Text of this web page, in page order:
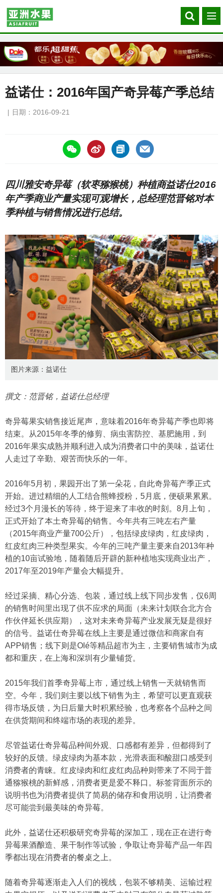
Search
our
菜
单
益诺仕：2016年国产奇异莓产季总结
日期：2016-09-21
https://asiafruitchina.net/15687.html
四川雅安奇异莓（软枣猕猴桃）种植商益诺仕2016
年产季商业产量实现可观增长，总经理范晋铭对本
季种植与销售情况进行总结。
图片来源：益诺仕
撰文：范晋铭，益诺仕总经理
奇异莓果实销售接近尾声，意味着2016年奇异莓产季也即将
结束。从2015年冬季的修剪、病虫害防控、基肥施用，到
2016年果实成熟并顺利进入成为消费者口中的美味，益诺仕
人走过了辛勤、艰苦而快乐的一年。
2016年5月初，果园开出了第一朵花，自此奇异莓产季正式
开始。进过精细的人工结合熊蜂授粉，5月底，便硕果累累。
经过3个月漫长的等待，终于迎来了丰收的时刻。8月上旬，
正式开始了本土奇异莓的销售。今年共有三吨左右产量
（2015年商业产量700公斤），包括绿皮绿肉，红皮绿肉，
红皮红肉三种类型果实。今年的三吨产量主要来自2013年种
植的10亩试验地，随着随后开辟的新种植地实现商业出产，
2017年至2019年产量会大幅提升。
经过采摘、精心分选、包装，通过线上线下同步发售，仅6周
的销售时间里出现了供不应求的局面（未来计划联合北方合
作伙伴延长供应期），这对未来奇异莓产业发展无疑是很好
的信号。益诺仕奇异莓在线上主要是通过微信和商家自有
APP销售；线下则是Olé等精品超市为主，主要销售城市为成
都和重庆，在上海和深圳有少量铺货。
2015年我们首季奇异莓上市，通过线上销售一天就销售而
空。今年，我们则主要以线下销售为主，希望可以更直观获
得市场反馈，为日后量大时积累经验，也考察各个品种之间
在供货期间和终端市场的表现的差异。
尽管益诺仕奇异莓品种间外观、口感都有差异，但都得到了
较好的反馈。绿皮绿肉为基本款，光滑表面和酸甜口感受到
消费者的青睐。红皮绿肉和红皮红肉品种则带来了不同于普
通猕猴桃的新鲜感，消费者更是爱不释口。标签背面所示的
说明书也为消费者提供了简易的储存和食用说明，让消费者
尽可能尝到最美味的奇异莓。
此外，益诺仕还积极研究奇异莓的深加工，现在正在进行奇
异莓果酒酿造、果干制作等试验，争取让奇异莓产品一年四
季都出现在消费者的餐桌之上。
随着奇异莓逐渐走入人们的视线，包装不够精美、运输过程